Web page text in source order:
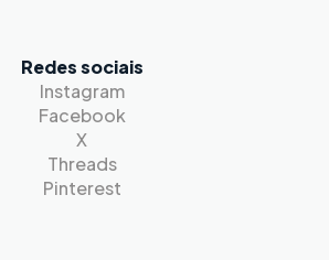
Redes sociais
Instagram
Facebook
X
Threads
Pinterest